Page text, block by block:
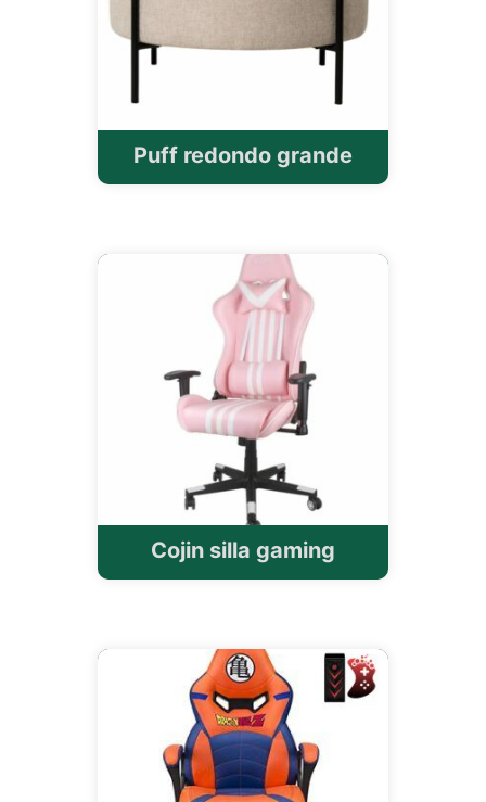
Puff redondo grande
Cojin silla gaming